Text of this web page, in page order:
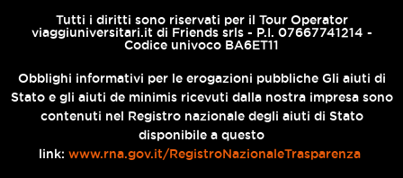
Tutti i diritti sono riservati per il Tour Operator
viaggiuniversitari.it di Friends srls - P.I. 07667741214 -
Codice univoco BA6ET11
Obblighi informativi per le erogazioni pubbliche Gli aiuti di
Stato e gli aiuti de minimis ricevuti dalla nostra impresa sono
contenuti nel Registro nazionale degli aiuti di Stato
disponibile a questo
link: www.rna.gov.it/RegistroNazionaleTrasparenza